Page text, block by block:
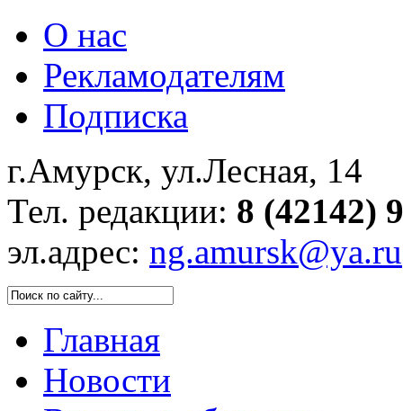
О нас
Рекламодателям
Подписка
г.Амурск, ул.Лесная, 14
Тел. редакции: 8 (42142)
эл.адрес: ng.amursk@ya.ru
Главная
Новости